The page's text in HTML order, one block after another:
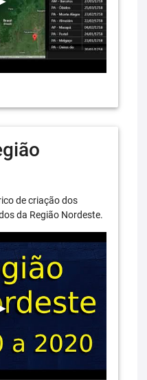
de criação dos
da Região Nordeste.